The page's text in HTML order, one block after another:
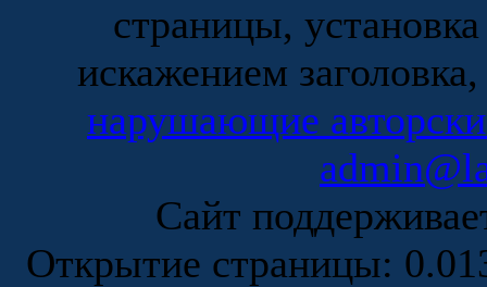
страницы,
искажением
нарушающие
Сайт
Открытие страницы: